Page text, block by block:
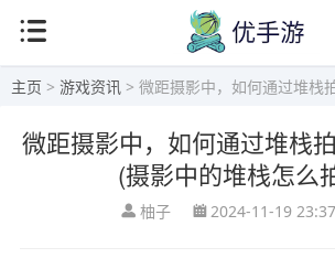
主页 > 游戏资讯 > 微距摄影中，如何通过堆栈拍摄高清
微距摄影中，如何通过堆栈
(摄影中的堆栈怎么
柚子 2024-11-19